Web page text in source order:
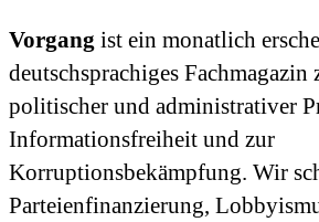
Vorgang ist ein monatlich
deutschsprachiges Fachmagazin
politischer und administrativer
Informationsfreiheit und zur
Korruptionsbekämpfung. Wir
Parteienfinanzierung,